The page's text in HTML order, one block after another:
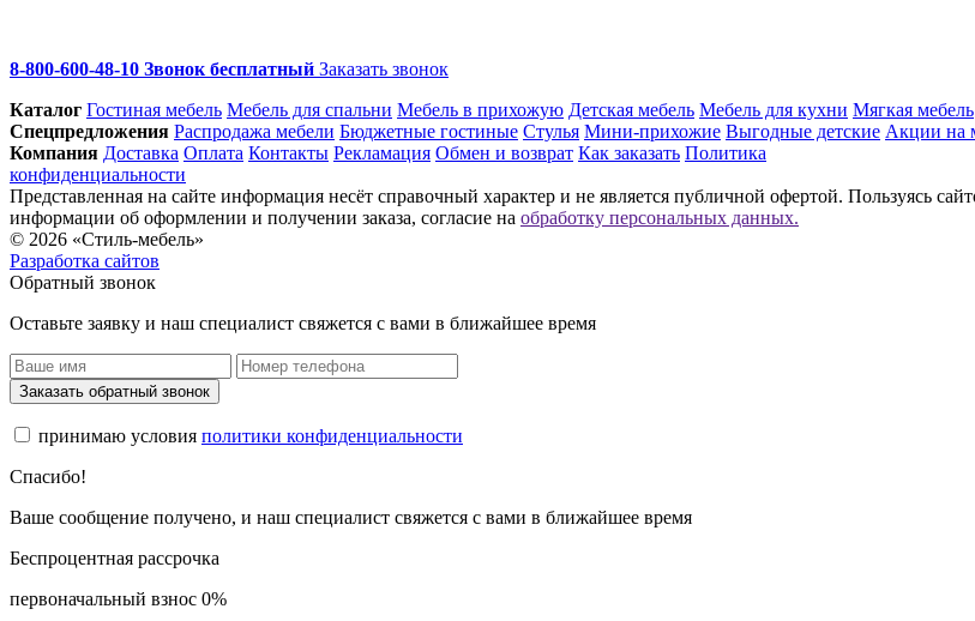
8-800-600-48-10 Звонок бесплатный Заказать звонок
Каталог Гостиная мебель Мебель для спальни Мебель в прихожую Детская мебель Мебель для кухни Мягкая мебель
Спец­предложения Распродажа мебели Бюджетные гостиные Стулья Мини-прихожие Выгодные детские Акции на
Компания Доставка Оплата Контакты Рекламация Обмен и возврат Как заказать Политика
конфиденциальности
Представленная на сайте информация несёт справочный характер и не является публичной офертой. Пользуясь
информации об оформлении и получении заказа, согласие на обработку персональных данных.
© 2026 «Стиль-мебель»
Разработка сайтов
Обратный звонок
Оставьте заявку и наш специалист свяжется с вами в ближайшее время
Заказать обратный звонок
принимаю условия политики конфиденциальности
Спасибо!
Ваше сообщение получено, и наш специалист свяжется с вами в ближайшее время
Беспроцентная рассрочка
первоначальный взнос 0%